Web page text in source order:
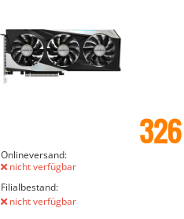
326
Onlineversand:
nicht verfügbar
Filialbestand:
nicht verfügbar